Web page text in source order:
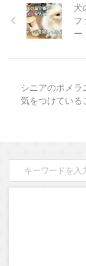
犬
フ
ー
シニアのポメラ
気をつけている